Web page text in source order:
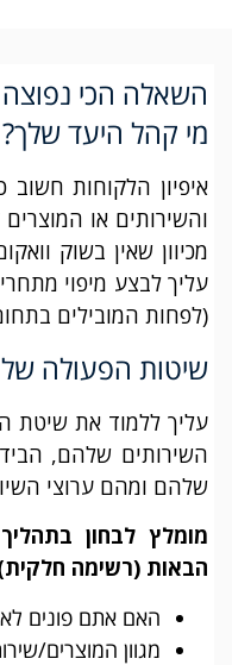
השאלה הכי
מי קהל היעד שלך?
איפיון הלקוחות חשוב
והשירותים או
מכיוון שאין בשוק
עליך לבצע מיפוי
(לפחות המובילים
שיטות הפעולה
עליך ללמוד את שיטת
השירותים שלהם,
שלהם ומהם ערוצי
מומלץ לבחון
הבאות (רשימה
האם אתם פונים
מגוון המוצרים/